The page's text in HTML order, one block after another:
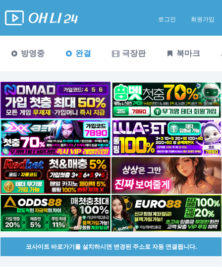
로그인 회원가입
방영중 완결 극장판 북마크
코사이트 바로가기를 설치하시면 변경된 주소로 자동 연결됩니다.